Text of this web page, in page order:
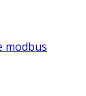
modbus